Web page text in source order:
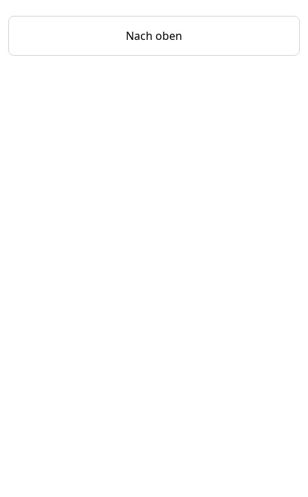
Nach oben